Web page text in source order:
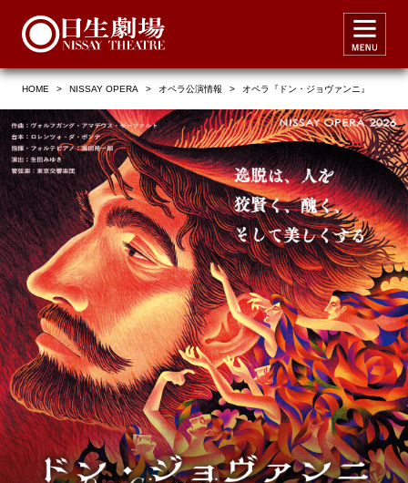
HOME > NISSAY OPERA > オペラ公演情報 > オペラ『ドン・ジョヴァンニ』